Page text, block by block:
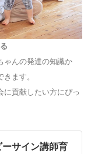
ゃんの発達の知識か
ます。
に貢献したい方にぴっ
サイン講師育